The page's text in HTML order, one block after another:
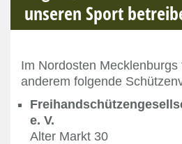
unseren Sport
Im Nordosten
anderem folgende
e. V.
Alter Markt 30